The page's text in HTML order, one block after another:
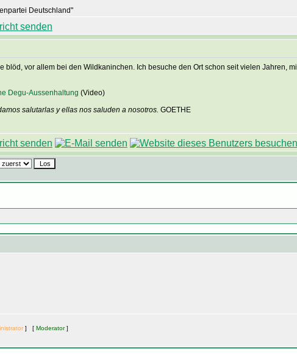
Deutschland"
vor allem bei den Wildkaninchen. Ich besuche den Ort schon seit vielen Jahren,
Degu-Aussenhaltung (Video)
salutarlas y ellas nos saluden a nosotros. GOETHE
] [ Moderator]